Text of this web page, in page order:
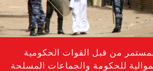
من قبل القوات الحكومية
للحكومة والجماعات المسلحة